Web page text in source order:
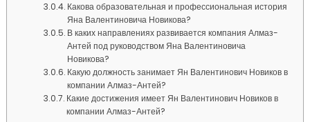
Какова образовательная и профессиональная история
Яна Валентиновича Новикова?
В каких направлениях развивается компания Алмаз-
Антей под руководством Яна Валентиновича
Новикова?
Какую должность занимает Ян Валентинович Новиков в
компании Алмаз-Антей?
Какие достижения имеет Ян Валентинович Новиков в
компании Алмаз-Антей?